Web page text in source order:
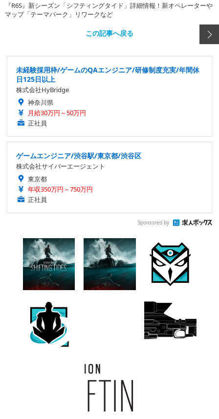
『R6S』新シーズン「シフティングタイド」詳細情報！新オペレーターや
マップ「テーマパーク」リワークなど
この記事へ戻る
未経験採用枠/ゲームのQAエンジニア/研修制度充実/年間休
日125日以上
株式会社HyBridge
神奈川県
月給30万円～50万円
正社員
ゲームエンジニア/渋谷駅/東京都/渋谷区
株式会社サイバーエージェント
東京都
年収350万円～750万円
正社員
Sponsored by